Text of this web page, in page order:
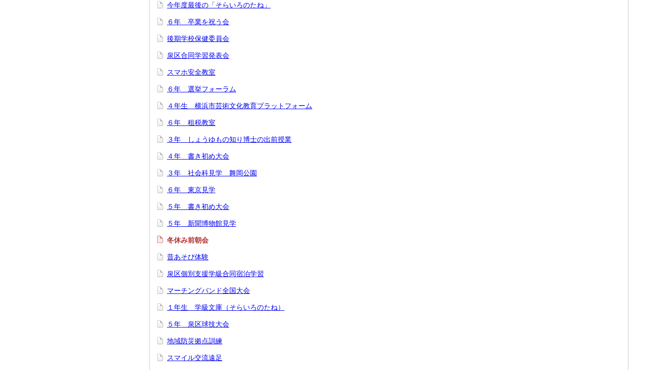
今年度最後の「そらいろのたね」
６年 卒業を祝う会
後期学校保健委員会
泉区合同学習発表会
スマホ安全教室
６年 選挙フォーラム
４年生 横浜市芸術文化教育プラットフォーム
６年 租税教室
３年 しょうゆもの知り博士の出前授業
４年 書き初め大会
３年 社会科見学 舞岡公園
６年 東京見学
５年 書き初め大会
５年 新聞博物館見学
冬休み前朝会
昔あそび体験
泉区個別支援学級合同宿泊学習
マーチングバンド全国大会
１年生 学級文庫（そらいろのたね）
５年 泉区球技大会
地域防災拠点訓練
スマイル交流遠足